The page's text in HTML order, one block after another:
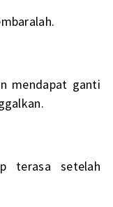
mendapat ganti
terasa setelah